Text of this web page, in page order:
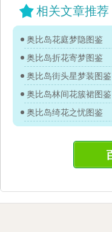
相关文章推荐
奥比岛花庭梦隐图鉴
奥比岛折花寄梦图鉴
奥比岛街头星梦装图鉴
奥比岛林间花簇裙图鉴
奥比岛绮花之忧图鉴